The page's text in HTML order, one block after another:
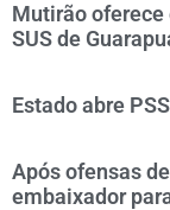
Mutirão
SUS de
Estado abre
Após ofensas
embaixador